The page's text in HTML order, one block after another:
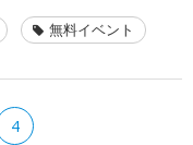
無料イベント
4